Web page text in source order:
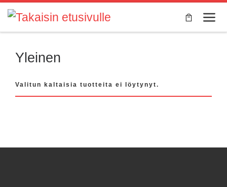
Skip to content
Yleinen
Valitun kaltaisia tuotteita ei löytynyt.